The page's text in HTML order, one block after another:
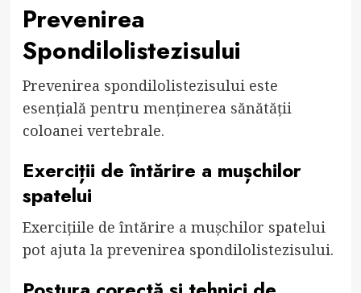
Prevenirea
Spondilolistezisului
Prevenirea spondilolistezisului este
esențială pentru menținerea sănătății
coloanei vertebrale.
Exerciții de întărire a mușchilor
spatelui
Exercițiile de întărire a mușchilor spatelui
pot ajuta la prevenirea spondilolistezisului.